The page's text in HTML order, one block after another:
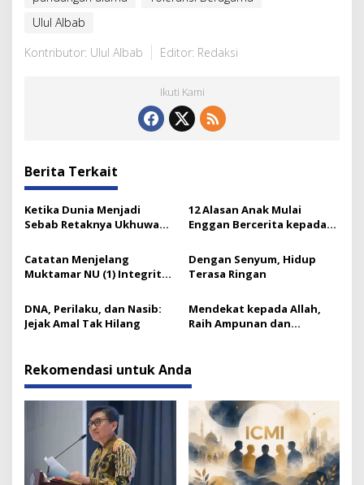
Ulul Albab
Kontributor: Ulul Albab
Editor: Redaksi
Ikuti Kami
Berita Terkait
Ketika Dunia Menjadi
Sebab Retaknya Ukhuwah
12 Alasan Anak Mulai
Enggan Bercerita kepada
Catatan Menjelang
Muktamar NU (1) Integritas
Ipul
Dengan Senyum, Hidup
Terasa Ringan
DNA, Perilaku, dan Nasib:
Jejak Amal Tak Hilang
Mendekat kepada Allah,
Raih Ampunan dan
Rekomendasi untuk Anda